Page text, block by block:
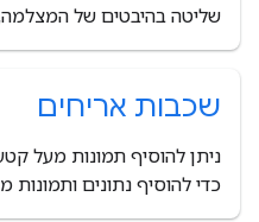
שליטה בהיבטים של המצלמה,
שכבות אריחים
כדי להוסיף נתונים